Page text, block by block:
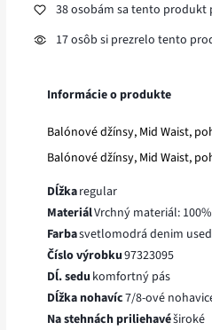
38 osobám sa tento produkt
17 osôb si prezrelo tento
Informácie o produkte
Balónové džínsy, Mid Waist,
Balónové džínsy, Mid Waist,
Dĺžkaregular
MateriálVrchný materiál:
Farbasvetlomodrá denim used
Číslo výrobku97323095
Dĺ. sedu komfortný pás
Dĺžka nohavíc7/8-ové
Na stehnách priliehavéširoké